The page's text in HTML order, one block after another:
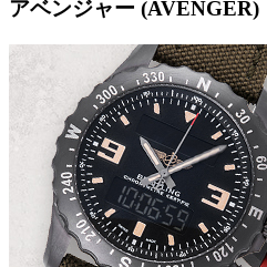
アベンジャー (AVENGER)